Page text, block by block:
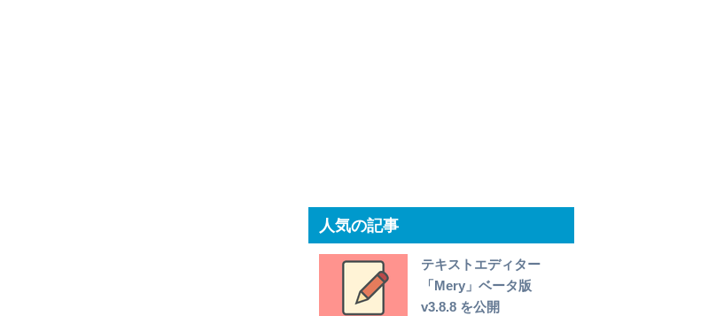
人気の記事
テキストエディター
「Mery」ベータ版
v3.8.8 を公開